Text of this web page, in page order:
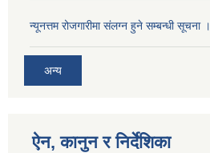
न्यूनत्तम रोजगारीमा संलग्न हुने सम्बन्धी सूचना ।
अन्य
ऐन, कानुन र निर्देशिका